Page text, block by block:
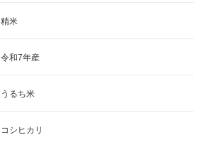
精米
令和7年産
うるち米
コシヒカリ